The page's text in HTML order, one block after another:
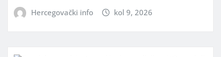
Hercegovački info kol 9, 2026